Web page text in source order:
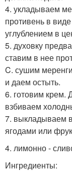
4. укладываем
противень в
углублением в
5. духовку
ставим в нее
C. сушим
и даем остыть.
6. готовим крем.
взбиваем
7. выкладываем
ягодами или
4. лимонно -
Ингредиенты: